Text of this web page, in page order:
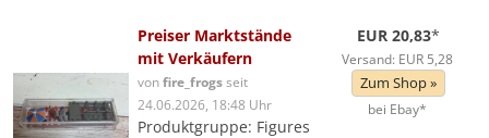
Preiser Marktstände
mit Verkäufern
vonfire_frogsseit
24.06.2026, 18:48 Uhr
Produktgruppe: Figures
EUR 20,83*
Versand: EUR 5,28
Zum Shop »
bei Ebay*